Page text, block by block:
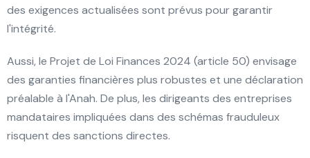
des exigences actualisées sont prévus pour garantir
l'intégrité.
Aussi, le Projet de Loi Finances 2024 (article 50) envisage
des garanties financières plus robustes et une déclaration
préalable à l'Anah. De plus, les dirigeants des entreprises
mandataires impliquées dans des schémas frauduleux
risquent des sanctions directes.